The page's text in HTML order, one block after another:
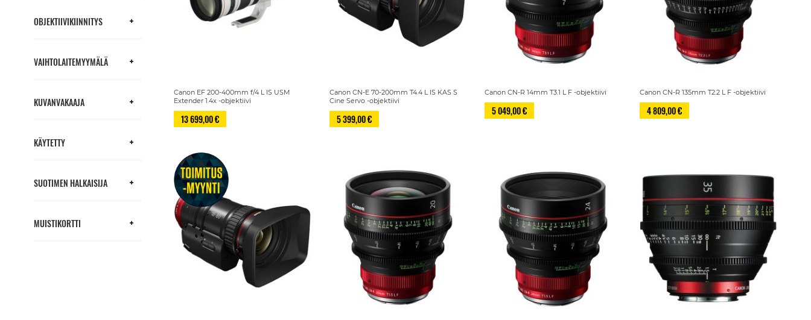
Canon EF 200-400mm f/4 L IS USM
Extender 1.4x -objektiivi
13 699,00 €
Canon CN-E 70-200mm T4.4 L IS KAS S
Cine Servo -objektiivi
5 399,00 €
Canon CN-R 14mm T3.1 L F -objektiivi
5 049,00 €
Canon CN-R 135mm T2.2 L F -objektiivi
4 809,00 €
OBJEKTIIVIKIINNITYS
VAIHTOLAITEMYYMÄLÄ
KUVANVAKAAJA
KÄYTETTY
SUOTIMEN HALKAISIJA
MUISTIKORTTI